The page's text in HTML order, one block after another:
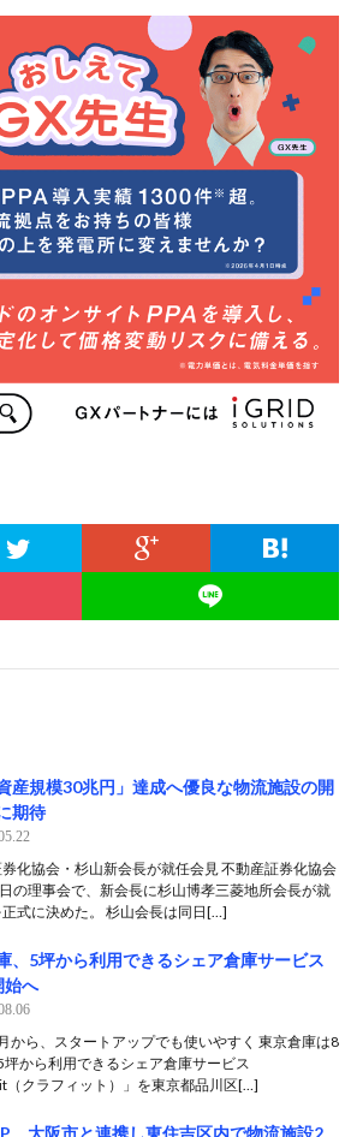
産規模30兆円」達成へ優良な物流施設の開
期待
化協会・杉山新会長が就任会見 不動産証券化協会
の理事会で、新会長に杉山博孝三菱地所会長が就
正式に決めた。 杉山会長は同日[…]
、5坪から利用できるシェア倉庫サービス
始へ
から、スタートアップでも使いやすく 東京倉庫は8
坪から利用できるシェア倉庫サービス
（クラフィット）」を東京都品川区[…]